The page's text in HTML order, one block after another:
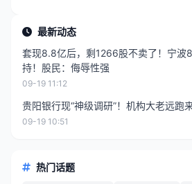
最新动态
套现8.8亿后，剩1266股不卖了！宁波
持！股民：侮辱性强
09-19 11:12
贵阳银行现“神级调研”！机构大老远跑
09-19 10:51
热门话题